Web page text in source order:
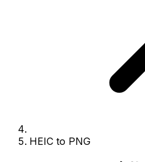
HEIC to PNG